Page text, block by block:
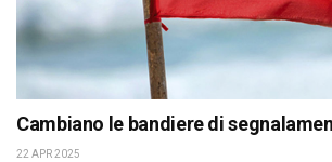
Cambiano le bandiere di
22 APR 2025